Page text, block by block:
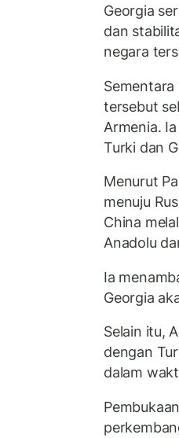
Georgia
dan
negara
tersebut
Armenia.
Turki dan
Menurut
menuju
China
Anadolu
Ia
Georgia
Selain itu,
dengan
dalam